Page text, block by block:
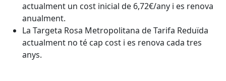
actualment un cost inicial de 6,72€/any i es renova
anualment.
La Targeta Rosa Metropolitana de Tarifa Reduïda
actualment no té cap cost i es renova cada tres
anys.